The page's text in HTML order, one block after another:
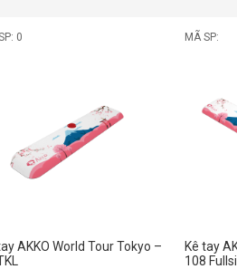
0
AKKO World Tour Tokyo –
MÃ SP:
Kê tay
108